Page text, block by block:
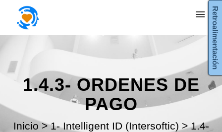
Enviar ticket
Entrada
1.4.3- ORDENES DE
PAGO
Inicio > 1- Intelligent ID (Intersoftic) > 1.4-
Retroalimentación